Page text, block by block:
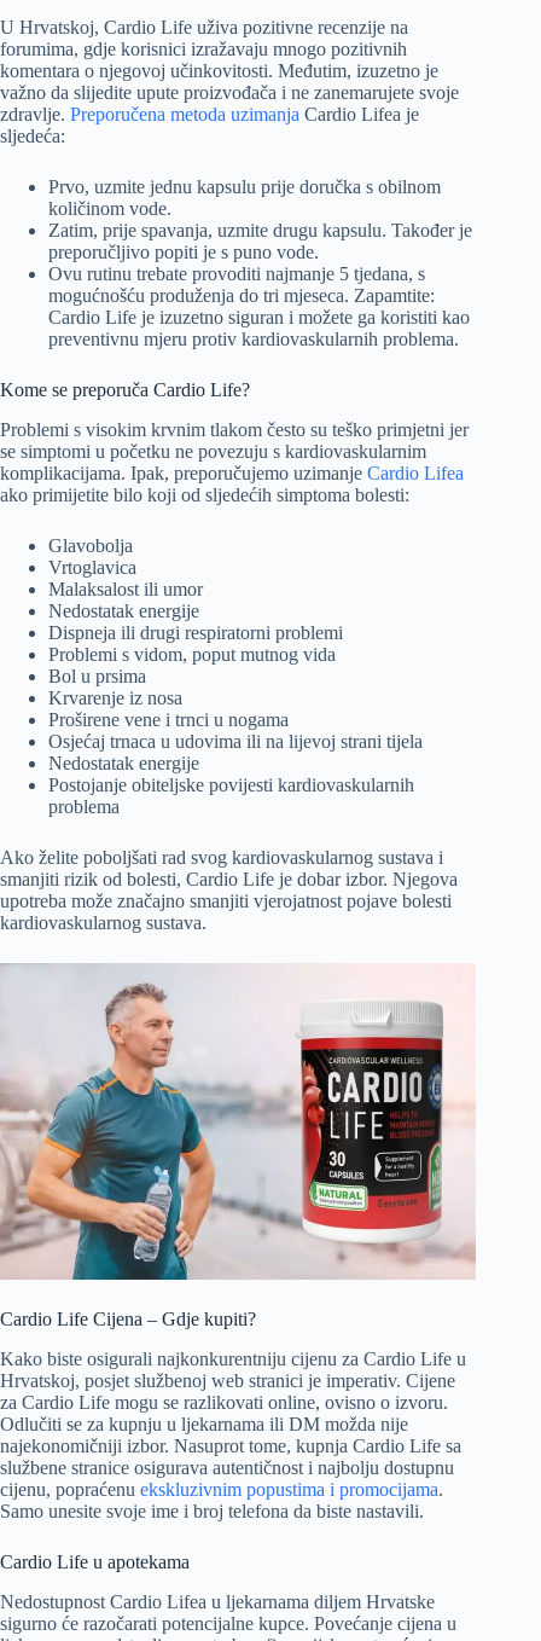
U Hrvatskoj, Cardio Life uživa pozitivne recenzije na
forumima, gdje korisnici izražavaju mnogo pozitivnih
komentara o njegovoj učinkovitosti. Međutim, izuzetno je
važno da slijedite upute proizvođača i ne zanemarujete svoje
zdravlje. Preporučena metoda uzimanja Cardio Lifea je
sljedeća:
Prvo, uzmite jednu kapsulu prije doručka s obilnom
količinom vode.
Zatim, prije spavanja, uzmite drugu kapsulu. Također je
preporučljivo popiti je s puno vode.
Ovu rutinu trebate provoditi najmanje 5 tjedana, s
mogućnošću produženja do tri mjeseca. Zapamtite:
Cardio Life je izuzetno siguran i možete ga koristiti kao
preventivnu mjeru protiv kardiovaskularnih problema.
Kome se preporuča Cardio Life?
Problemi s visokim krvnim tlakom često su teško primjetni jer
se simptomi u početku ne povezuju s kardiovaskularnim
komplikacijama. Ipak, preporučujemo uzimanje Cardio Lifea
ako primijetite bilo koji od sljedećih simptoma bolesti:
Glavobolja
Vrtoglavica
Malaksalost ili umor
Nedostatak energije
Dispneja ili drugi respiratorni problemi
Problemi s vidom, poput mutnog vida
Bol u prsima
Krvarenje iz nosa
Proširene vene i trnci u nogama
Osjećaj trnaca u udovima ili na lijevoj strani tijela
Nedostatak energije
Postojanje obiteljske povijesti kardiovaskularnih
problema
Ako želite poboljšati rad svog kardiovaskularnog sustava i
smanjiti rizik od bolesti, Cardio Life je dobar izbor. Njegova
upotreba može značajno smanjiti vjerojatnost pojave bolesti
kardiovaskularnog sustava.
Cardio Life Cijena – Gdje kupiti?
Kako biste osigurali najkonkurentniju cijenu za Cardio Life u
Hrvatskoj, posjet službenoj web stranici je imperativ. Cijene
za Cardio Life mogu se razlikovati online, ovisno o izvoru.
Odlučiti se za kupnju u ljekarnama ili DM možda nije
najekonomičniji izbor. Nasuprot tome, kupnja Cardio Life sa
službene stranice osigurava autentičnost i najbolju dostupnu
cijenu, popraćenu ekskluzivnim popustima i promocijama.
Samo unesite svoje ime i broj telefona da biste nastavili.
Cardio Life u apotekama
Nedostupnost Cardio Lifea u ljekarnama diljem Hrvatske
sigurno će razočarati potencijalne kupce. Povećanje cijena u